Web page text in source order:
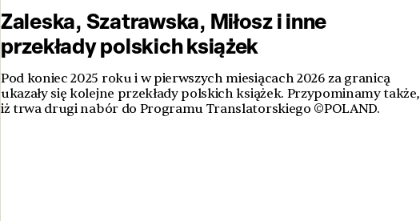
Zaleska, Szatrawska, Miłosz i inne
przekłady polskich książek
Pod koniec 2025 roku i w pierwszych miesiącach 2026 za granicą
ukazały się kolejne przekłady polskich książek. Przypominamy także,
iż trwa drugi nabór do Programu Translatorskiego ©POLAND.